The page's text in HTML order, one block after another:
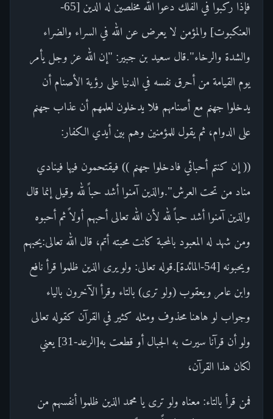
فإذا ركبوا في الفلك دعوا الله مخلصين له الدين [65-
العنكبوت] والمؤمن لا يعرض عن الله في السراء والضراء
والشدة والرخاء".قال سعيد بن جبير: "إن الله عز وجل يأمر
يوم القيامة من أحرق نفسه في الدنيا على رؤية الأصنام أن
يدخلوا جهنم مع أصنامهم فلا يدخلون لعلمهم أن عذاب جهنم
على الدوام، ثم يقول للمؤمنين وهم بين أيدي الكفار:
(( إن كنتم أحبائي فادخلوا جهنم )) فيقتحمون فيها فينادي
مناد من تحت العرش".والذين آمنوا أشد حباً لله وقيل إنما قال
والذين آمنوا أشد حباً لله لأن الله تعالى أحبهم أولاً ثم أحبوه
ومن شهد له المعبود بالمحبة كانت محبته أتم، قال الله تعالى:يحبهم
ويحبونه [54-المائدة].قوله تعالى: ولو يرى الذين ظلموا قرأ نافع
وابن عامر ويعقوب (ولو ترى) بالتاء وقرأ الآخرون بالياء
وجواب لو هاهنا محذوف ومثله كثير في القرآن كقوله تعالى
ولو أن قرآنا سيرت به الجبال أو قطعت به[الرعد-31] يعني
لكان هذا القرآن،
فمن قرأ بالتاء: معناه ولو ترى يا محمد الذين ظلموا أنفسهم من